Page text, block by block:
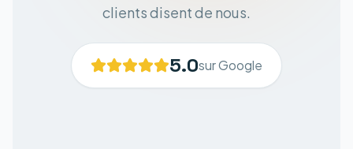
clients disent de nous.
5.0sur Google